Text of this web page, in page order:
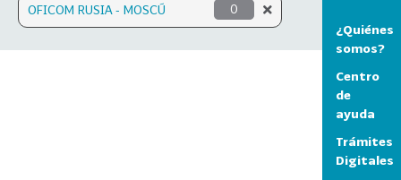
OFICOM RUSIA - MOSCÚ 0
¿Quiénes
somos?
Centro
de
ayuda
Trámites
Digitales